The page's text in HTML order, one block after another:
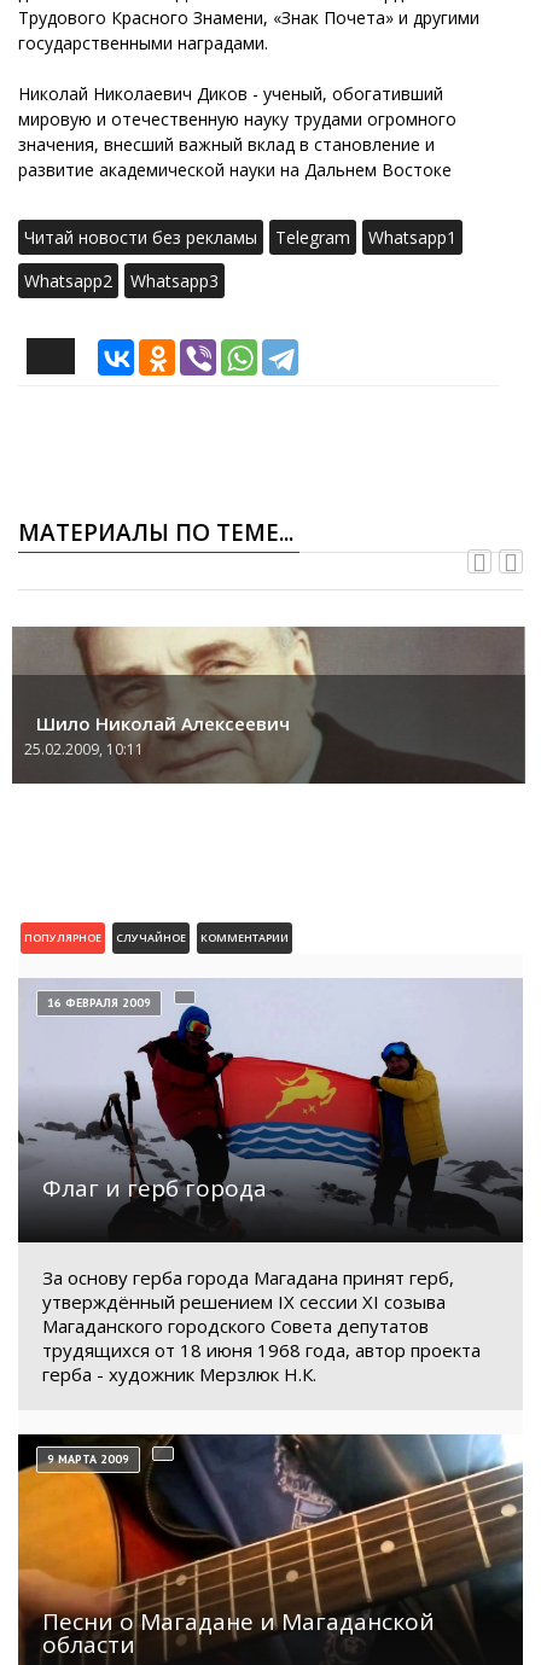
Трудового Красного Знамени, «Знак Почета» и другими
государственными наградами.
Николай Николаевич Диков - ученый, обогативший
мировую и отечественную науку трудами огромного
значения, внесший важный вклад в становление и
развитие академической науки на Дальнем Востоке
Читай новости без рекламы Telegram
Whatsapp1
Whatsapp2
Whatsapp3
МАТЕРИАЛЫ ПО ТЕМЕ...
Шило Николай Алексеевич
25.02.2009, 10:11
ПОПУЛЯРНОЕ СЛУЧАЙНОЕ КОММЕНТАРИИ
Флаг и герб города
16 ФЕВРАЛЯ 2009
За основу герба города Магадана принят герб,
утверждённый решением IX сессии XI созыва
Магаданского городского Совета депутатов
трудящихся от 18 июня 1968 года, автор проекта
герба - художник Мерзлюк Н.К.
Песни о Магадане и Магаданской
области
9 МАРТА 2009